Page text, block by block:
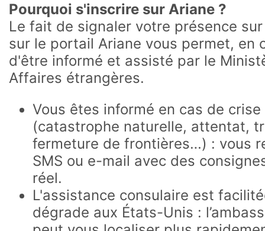
Pourquoi s'inscrire sur Ariane ?
Le fait de signaler votre présence
sur le portail Ariane vous permet, en
d'être informé et assisté par le
Affaires étrangères.
Vous êtes informé en cas de
(catastrophe naturelle, attentat,
fermeture de frontières…) : vous
SMS ou e-mail avec des
réel.
L'assistance consulaire est
dégrade aux États-Unis :